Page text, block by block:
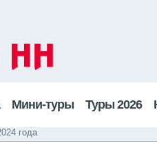
Мини-туры Туры 2026
года